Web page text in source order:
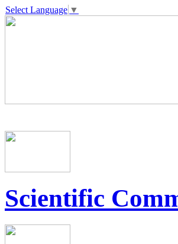
Select Language ▼
Scientific